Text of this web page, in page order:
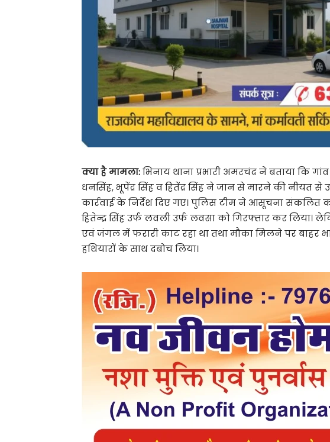
क्या है मामला:भिनाय थाना प्रभारी अमरचंद ने बताया कि
धनसिंह, भूपेंद्र सिंह व हितेंद्र सिंह ने जान से मारने की नीयत
कार्रवाई के निर्देश दिए गए। पुलिस टीम ने आसूचना संकलित
हितेन्द्र सिंह उर्फ लवली उर्फ लवसा को गिरफ्तार कर लिया।
एवं जंगल में फरारी काट रहा था तथा मौका मिलने पर बाहर
हथियारों के साथ दबोच लिया।